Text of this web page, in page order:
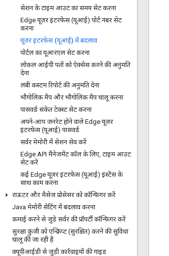
सेशन के टाइम आउट का समय सेट करना
Edge यूज़र इंटरफ़ेस (यूआई) पोर्ट नंबर सेट
करना
यूज़र इंटरफ़ेस (यूआई) में बदलाव
पोर्टल का यूआरएल सेट करना
लोकल आईपी पतों को ऐक्सेस करने की अनुमति
देना
लंबी कस्टम रिपोर्ट की अनुमति देना
भौगोलिक मैप और भौगोलिक मैप चालू करना
पासवर्ड संकेत टेक्स्ट सेट करना
अपने-आप जनरेट होने वाले Edge यूज़र
इंटरफ़ेस (यूआई) पासवर्ड
सर्वर मेमोरी में सेशन सेव करें
Edge API मैनेजमेंट कॉल के लिए, टाइम आउट
सेट करें
कई Edge यूज़र इंटरफ़ेस (यूआई) इंस्टेंस के
साथ काम करना
राऊटर और मैसेज प्रोसेसर को कॉन्फ़िगर करें
Java मेमोरी सेटिंग में बदलाव करना
कमाई करने से जुड़े सर्वर की प्रॉपर्टी कॉन्फ़िगर करें
सुरक्षा कुंजी को एन्क्रिप्ट (सुरक्षित) करने की सुविधा
चालू की जा रही है
क्यूपीआईडी से जुड़ी कार्रवाइयों की गाइड